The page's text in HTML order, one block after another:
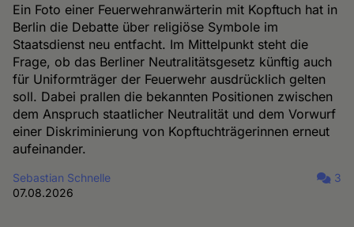
Ein Foto einer Feuerwehranwärterin mit Kopftuch hat in
Berlin die Debatte über religiöse Symbole im
Staatsdienst neu entfacht. Im Mittelpunkt steht die
Frage, ob das Berliner Neutralitätsgesetz künftig auch
für Uniformträger der Feuerwehr ausdrücklich gelten
soll. Dabei prallen die bekannten Positionen zwischen
dem Anspruch staatlicher Neutralität und dem Vorwurf
einer Diskriminierung von Kopftuchträgerinnen erneut
aufeinander.
Sebastian Schnelle
07.08.2026
3